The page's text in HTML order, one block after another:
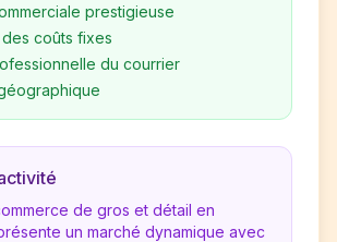
prestigieuse
coûts fixes
du courrier
de gros et détail en
un marché dynamique avec